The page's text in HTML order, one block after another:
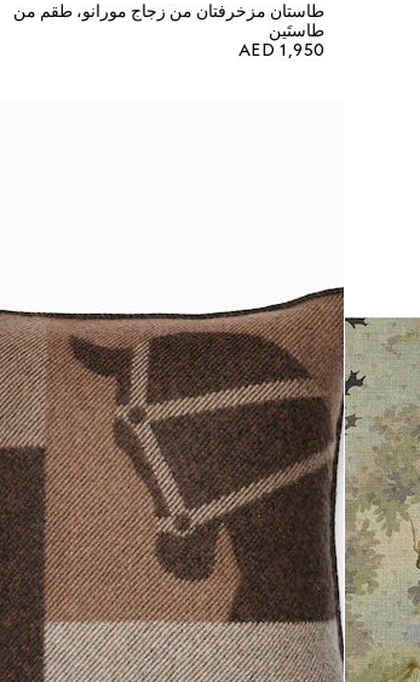
طاستان مزخرفتان من زجاج مورانو، طقم من
طاستَين
AED 1,950